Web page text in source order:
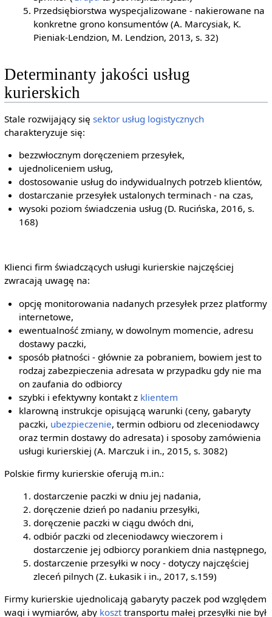
Przedsiębiorstwa wyspecjalizowane - nakierowane na
konkretne grono konsumentów (A. Marcysiak, K.
Pieniak-Lendzion, M. Lendzion, 2013, s. 32)
Determinanty jakości usług
kurierskich
Stale rozwijający się sektor usług logistycznych
charakteryzuje się:
bezzwłocznym doręczeniem przesyłek,
ujednoliceniem usług,
dostosowanie usług do indywidualnych potrzeb klientów,
dostarczanie przesyłek ustalonych terminach - na czas,
wysoki poziom świadczenia usług (D. Rucińska, 2016, s.
168)
Klienci firm świadczących usługi kurierskie najczęściej
zwracają uwagę na:
opcję monitorowania nadanych przesyłek przez platformy
internetowe,
ewentualność zmiany, w dowolnym momencie, adresu
dostawy paczki,
sposób płatności - głównie za pobraniem, bowiem jest to
rodzaj zabezpieczenia adresata w przypadku gdy nie ma
on zaufania do odbiorcy
szybki i efektywny kontakt z klientem
klarowną instrukcje opisującą warunki (ceny, gabaryty
paczki, ubezpieczenie, termin odbioru od zleceniodawcy
oraz termin dostawy do adresata) i sposoby zamówienia
usługi kurierskiej (A. Marczuk i in., 2015, s. 3082)
Polskie firmy kurierskie oferują m.in.:
dostarczenie paczki w dniu jej nadania,
doręczenie dzień po nadaniu przesyłki,
doręczenie paczki w ciągu dwóch dni,
odbiór paczki od zleceniodawcy wieczorem i
dostarczenie jej odbiorcy porankiem dnia następnego,
dostarczenie przesyłki w nocy - dotyczy najczęściej
zleceń pilnych (Z. Łukasik i in., 2017, s.159)
Firmy kurierskie ujednolicają gabaryty paczek pod względem
wagi i wymiarów, aby koszttransportu małej przesyłki nie był